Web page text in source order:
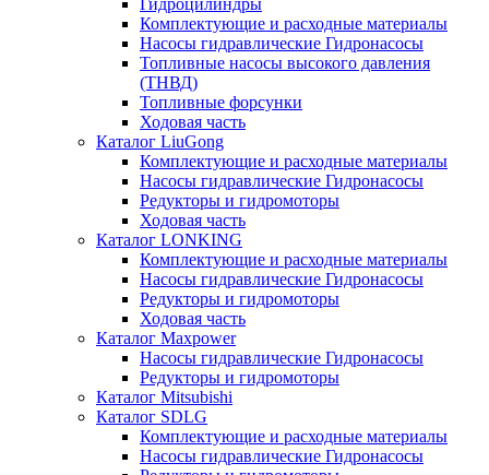
Гидроцилиндры
Комплектующие и расходные материалы
Насосы гидравлические Гидронасосы
Топливные насосы высокого давления
(ТНВД)
Топливные форсунки
Ходовая часть
Каталог LiuGong
Комплектующие и расходные материалы
Насосы гидравлические Гидронасосы
Редукторы и гидромоторы
Ходовая часть
Каталог LONKING
Комплектующие и расходные материалы
Насосы гидравлические Гидронасосы
Редукторы и гидромоторы
Ходовая часть
Каталог Maxpower
Насосы гидравлические Гидронасосы
Редукторы и гидромоторы
Каталог Mitsubishi
Каталог SDLG
Комплектующие и расходные материалы
Насосы гидравлические Гидронасосы